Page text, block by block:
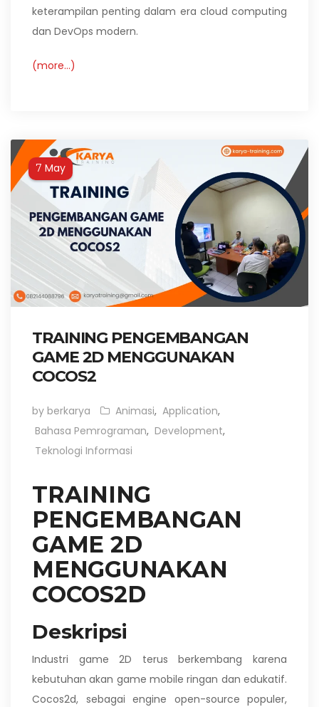
keterampilan penting dalam era cloud computing
dan DevOps modern.
(more…)
7 May
TRAINING PENGEMBANGAN
GAME 2D MENGGUNAKAN
COCOS2
by berkarya Animasi, Application,
Bahasa Pemrograman, Development,
Teknologi Informasi
TRAINING
PENGEMBANGAN
GAME 2D
MENGGUNAKAN
COCOS2D
Deskripsi
Industri game 2D terus berkembang karena
kebutuhan akan game mobile ringan dan edukatif.
Cocos2d, sebagai engine open-source populer,